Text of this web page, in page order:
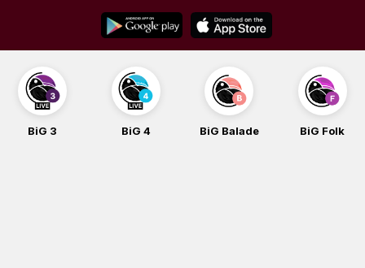
content
BiG 4 BiG Balade BiG Folk BiG iG